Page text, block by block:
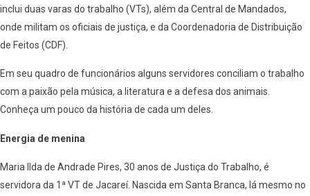
inclui duas varas do trabalho (VTs), além da Central de Mandados,
onde militam os oficiais de justiça, e da Coordenadoria de Distribuição
de Feitos (CDF).
Em seu quadro de funcionários alguns servidores conciliam o trabalho
com a paixão pela música, a literatura e a defesa dos animais.
Conheça um pouco da história de cada um deles.
Energia de menina
Maria Ilda de Andrade Pires, 30 anos de Justiça do Trabalho, é
servidora da 1ª VT de Jacareí. Nascida em Santa Branca, lá mesmo no